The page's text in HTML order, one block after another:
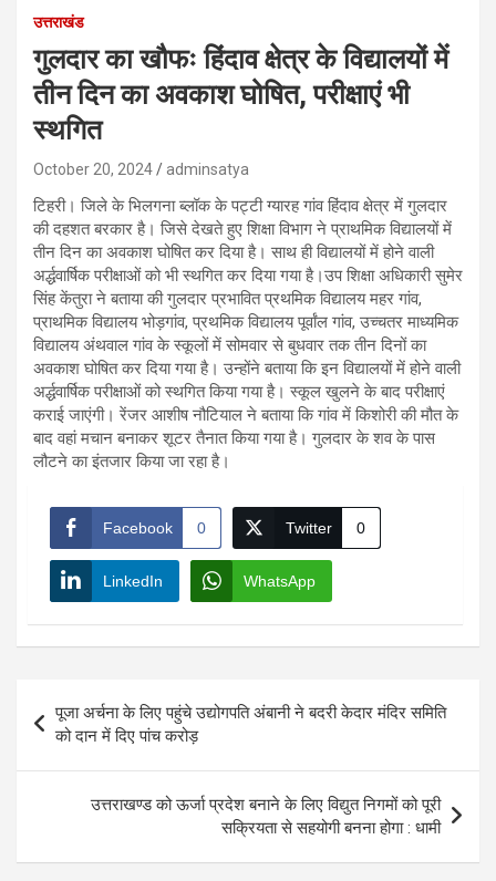
उत्तराखंड
गुलदार का खौफः हिंदाव क्षेत्र के विद्यालयों में
तीन दिन का अवकाश घोषित, परीक्षाएं भी
स्थगित
October 20, 2024 adminsatya
टिहरी। जिले के भिलगना ब्लॉक के पट्टी ग्यारह गांव हिंदाव क्षेत्र में गुलदार
की दहशत बरकार है। जिसे देखते हुए शिक्षा विभाग ने प्राथमिक विद्यालयों में
तीन दिन का अवकाश घोषित कर दिया है। साथ ही विद्यालयों में होने वाली
अर्द्धवार्षिक परीक्षाओं को भी स्थगित कर दिया गया है।उप शिक्षा अधिकारी सुमेर
सिंह केंतुरा ने बताया की गुलदार प्रभावित प्रथमिक विद्यालय महर गांव,
प्राथमिक विद्यालय भोड़गांव, प्रथमिक विद्यालय पूर्वांल गांव, उच्चतर माध्यमिक
विद्यालय अंथवाल गांव के स्कूलों में सोमवार से बुधवार तक तीन दिनों का
अवकाश घोषित कर दिया गया है। उन्होंने बताया कि इन विद्यालयों में होने वाली
अर्द्धवार्षिक परीक्षाओं को स्थगित किया गया है। स्कूल खुलने के बाद परीक्षाएं
कराई जाएंगी। रेंजर आशीष नौटियाल ने बताया कि गांव में किशोरी की मौत के
बाद वहां मचान बनाकर शूटर तैनात किया गया है। गुलदार के शव के पास
लौटने का इंतजार किया जा रहा है।
Facebook 0 Twitter 0
LinkedIn WhatsApp
navigation
पूजा अर्चना के लिए पहुंचे उद्योगपति अंबानी ने बदरी केदार मंदिर समिति
को दान में दिए पांच करोड़
उत्तराखण्ड को ऊर्जा प्रदेश बनाने के लिए विद्युत निगमों को पूरी
सक्रियता से सहयोगी बनना होगा : धामी